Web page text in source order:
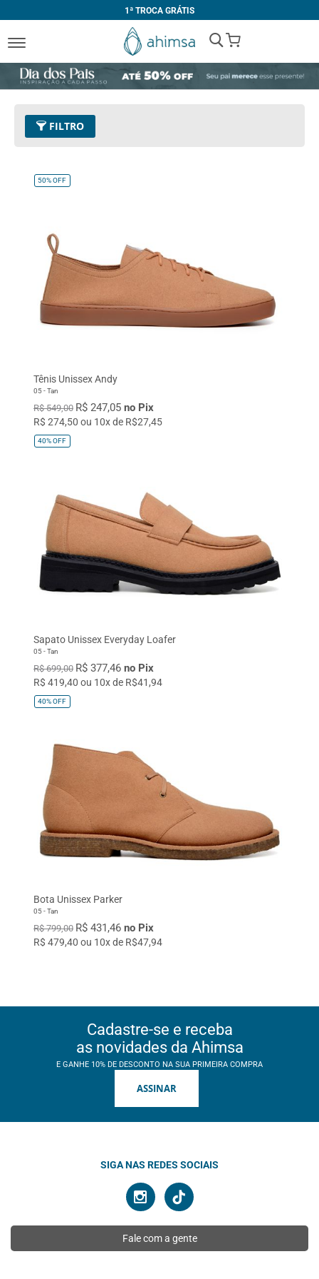
1ª TROCA GRÁTIS
My Cart
FILTRO
Tamanho
PREÇO
R$ 200,00
-R$ 299,99
R$ 400,00
50%OFF
Tênis Unissex Andy
05 - Tan
R$ 549,00 R$ 247,05 no Pix
R$ 274,50 ou 10x de R$27,45
40%OFF
Sapato Unissex Everyday Loafer
05 - Tan
R$ 699,00 R$ 377,46 no Pix
R$ 419,40 ou 10x de R$41,94
40%OFF
Bota Unissex Parker
05 - Tan
R$ 799,00 R$ 431,46 no Pix
R$ 479,40 ou 10x de R$47,94
Cadastre-se e receba
as novidades da Ahimsa
E GANHE 10% DE DESCONTO NA SUA PRIMEIRA COMPRA
ASSINAR
SIGA NAS REDES SOCIAIS
Fale com a gente